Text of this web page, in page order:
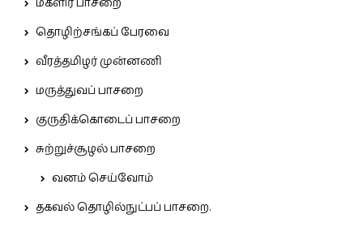
தொழிற்சங்கப் பேரவை
வீரத்தமிழர் முன்னணி
மருத்துவப் பாசறை
குருதிக்கொடைப் பாசறை
சுற்றுச்சூழல் பாசறை
வனம் செய்வோம்
தகவல் தொழில்நுட்பப் பாசறை.